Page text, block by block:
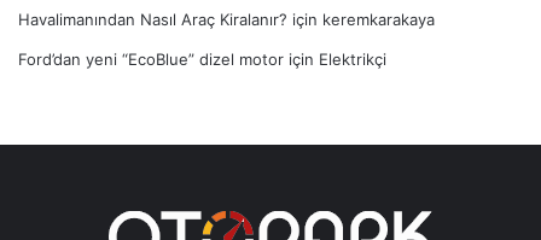
Havalimanından Nasıl Araç Kiralanır? için keremkarakaya
Ford’dan yeni “EcoBlue” dizel motor için Elektrikçi